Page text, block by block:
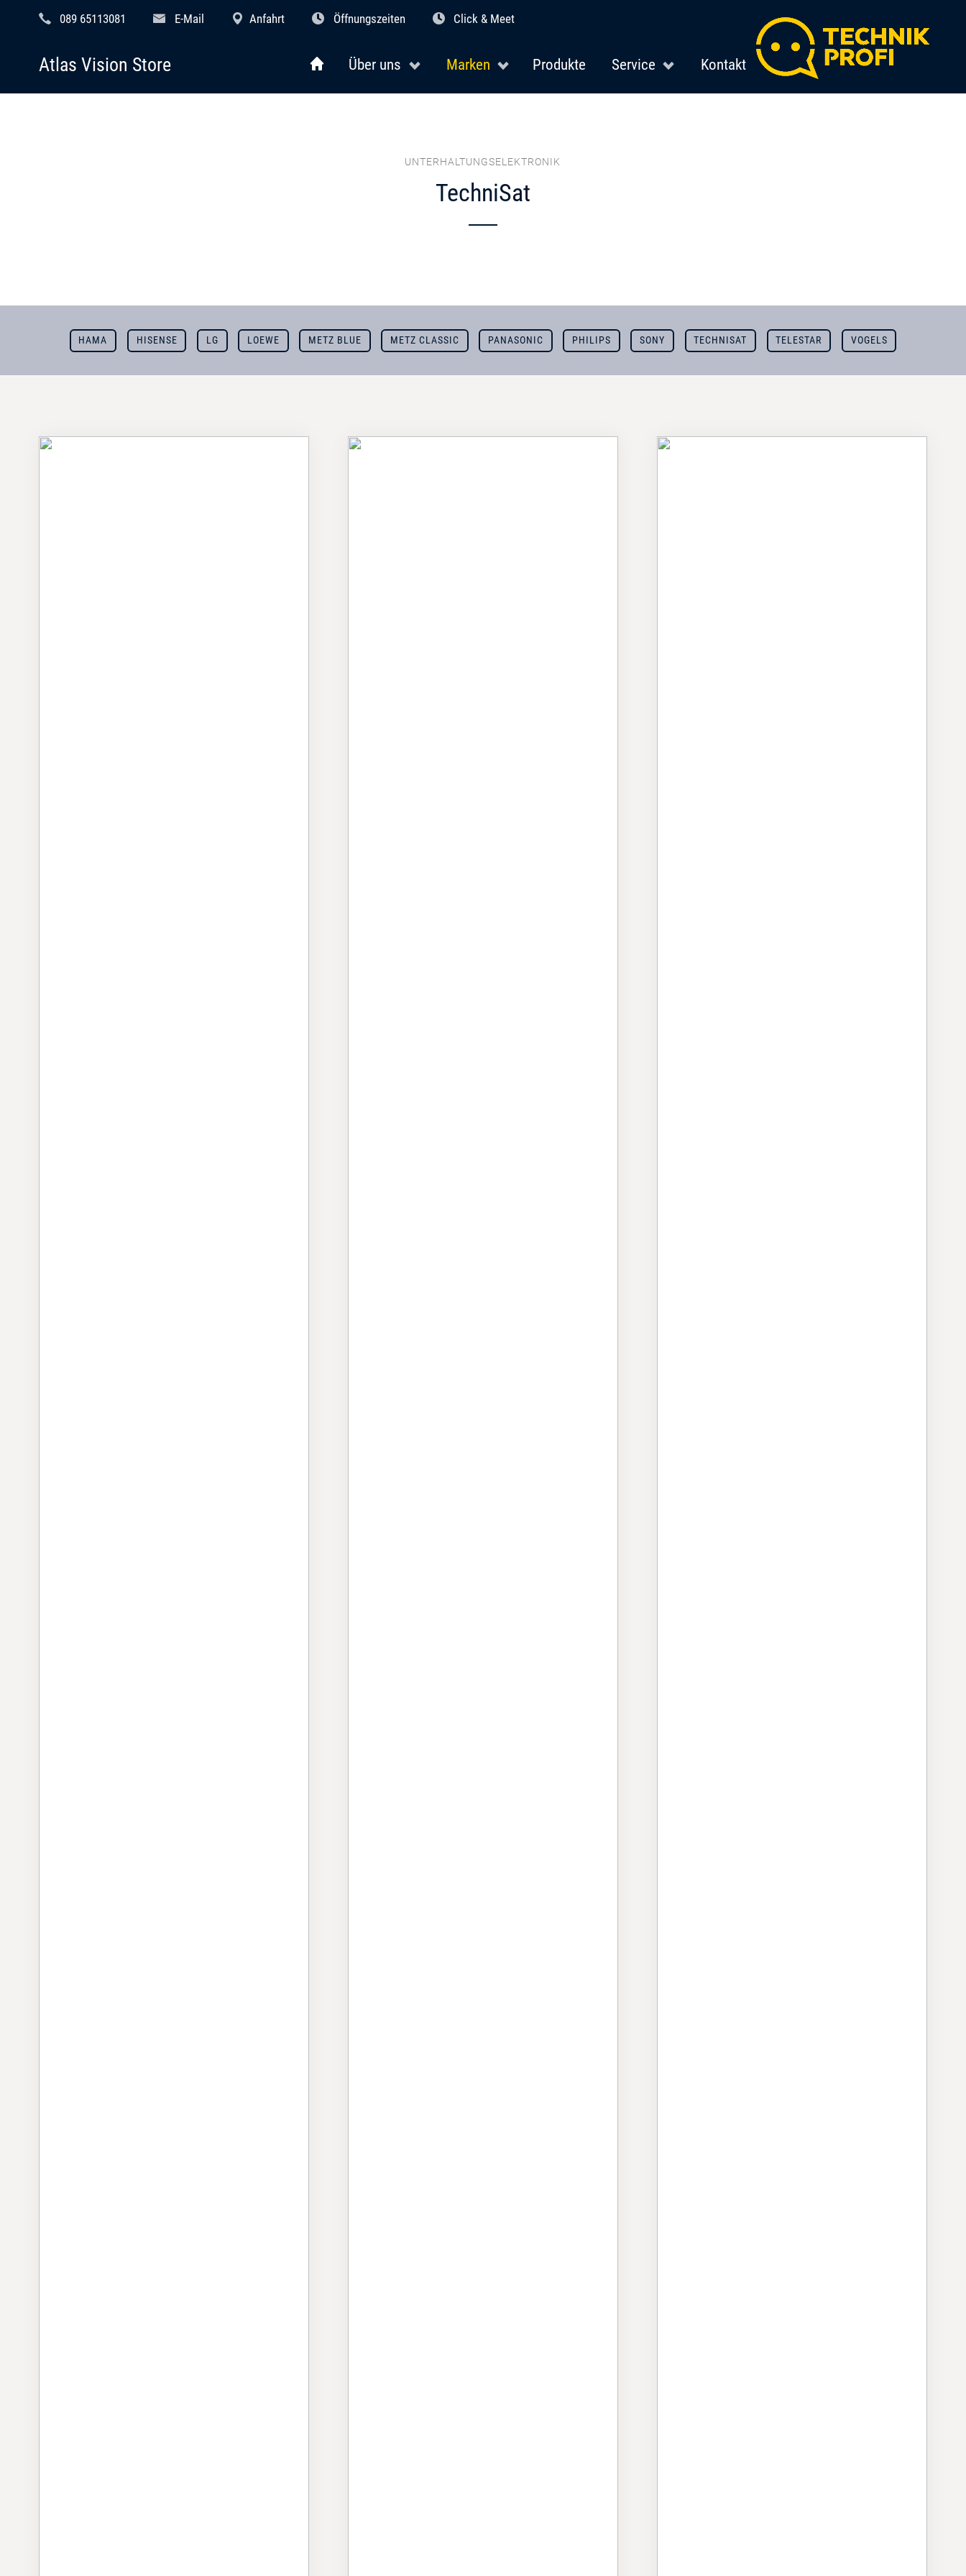
089 65113081 E-Mail Anfahrt Öffnungszeiten Click & Meet
Über uns Marken Produkte Service Kontakt
Atlas Vision Store
UNTERHALTUNGSELEKTRONIK
TechniSat
HAMA HISENSE LG LOEWE METZ BLUE METZ CLASSIC PANASONIC PHILIPS SONY TECHNISAT TELESTAR VOGELS